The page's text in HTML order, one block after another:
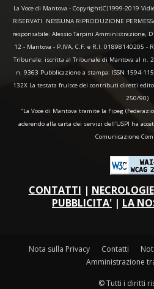
La Voce di Mantova - Copyright(C)1999-2019
RISERVATI. NESSUNA RIPRODUZIONE
responsabile: Alessio Tarpini Amministrazione,
12 - Mantova - P.IVA, C.F. e R.I. 01898140205 -
Tribunale: iscritta al Tribunale di Mantova al n.
n. 9363 Pubblicazione a stampa: ISSN 1594-
132X La testata fruisce dei contributi diretti
250/90)
“La Voce di Mantova tramite la Fipeg
aderendo alla carta dei servizi dell'USPI ha
Comunicazione
CONTATTI | NECROLOGIE
PUBBLICITA' | LA
Nota sulla Privacy Contatti
Amministrazione
© Tutti i diritti